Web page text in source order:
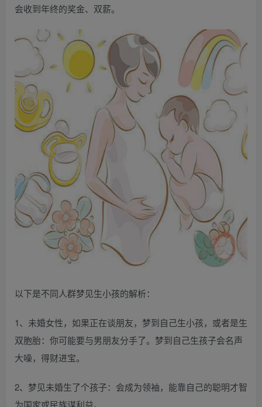
会收到年终的奖金、双薪。
以下是不同人群梦见生小孩的解析：
1、未婚女性，如果正在谈朋友，梦到自己生小孩，或者是生
双胞胎：你可能要与男朋友分手了。梦到自己生孩子会名声
大噪，得财进宝。
2、梦见未婚生了个孩子：会成为领袖，能靠自己的聪明才智
为国家或民族谋利益。